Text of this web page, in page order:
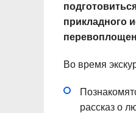
прикладного
Во время
рассказ о